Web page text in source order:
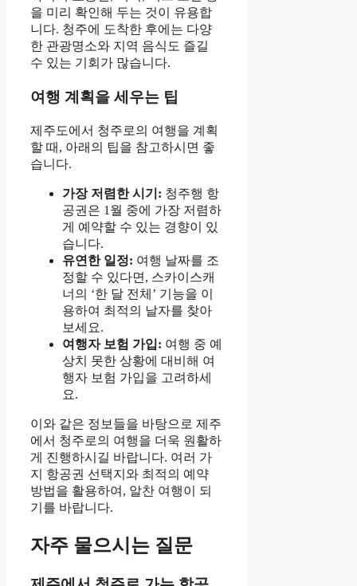
을 미리 확인해 두는 것이 유용합
니다. 청주에 도착한 후에는 다양
한 관광명소와 지역 음식도 즐길
수 있는 기회가 많습니다.
여행 계획을 세우는 팁
제주도에서 청주로의 여행을 계획
할 때, 아래의 팁을 참고하시면 좋
습니다.
가장 저렴한 시기: 청주행 항
공권은 1월 중에 가장 저렴하
게 예약할 수 있는 경향이 있
습니다.
유연한 일정: 여행 날짜를 조
정할 수 있다면, 스카이스캐
너의 ‘한 달 전체’ 기능을 이
용하여 최적의 날자를 찾아
보세요.
여행자 보험 가입: 여행 중 예
상치 못한 상황에 대비해 여
행자 보험 가입을 고려하세
요.
이와 같은 정보들을 바탕으로 제주
에서 청주로의 여행을 더욱 원활하
게 진행하시길 바랍니다. 여러 가
지 항공권 선택지와 최적의 예약
방법을 활용하여, 알찬 여행이 되
기를 바랍니다.
자주 물으시는 질문